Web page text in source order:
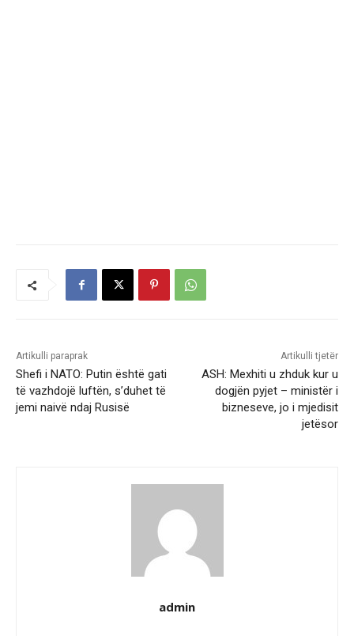
Artikulli paraprak
Shefi i NATO: Putin është gati
të vazhdojë luftën, s’duhet të
jemi naivë ndaj Rusisë
Artikulli tjetër
ASH: Mexhiti u zhduk kur u
dogjën pyjet – ministër i
bizneseve, jo i mjedisit
jetësor
admin